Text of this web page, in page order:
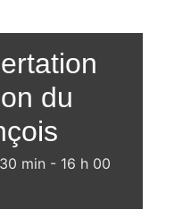
du
min - 16 h 00